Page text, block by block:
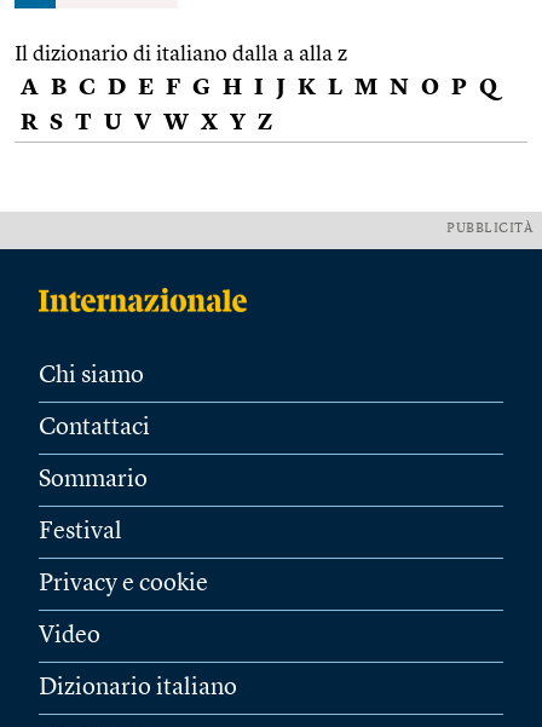
Il dizionario di italiano dalla a alla z
A B C D E F G H I J K L M N O P Q
R S T U V W X Y Z
PUBBLICITÀ
Chi siamo
Contattaci
Sommario
Festival
Privacy e cookie
Video
Dizionario italiano